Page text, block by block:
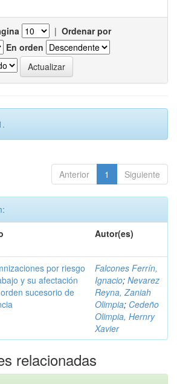
| Ordenar por
En orden
Anterior 1 Siguiente
Autor(es)
por riesgo
y su afectación
sucesorio de
Falcones Ferrín,
Ignacio; Nevarez
Reyna, Zaniah
Olimpia; Cedeño
Olimpia, Hernry
Xavier
relacionadas